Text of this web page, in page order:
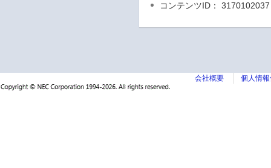
コンテンツID： 3170102037
会社概要 個人情